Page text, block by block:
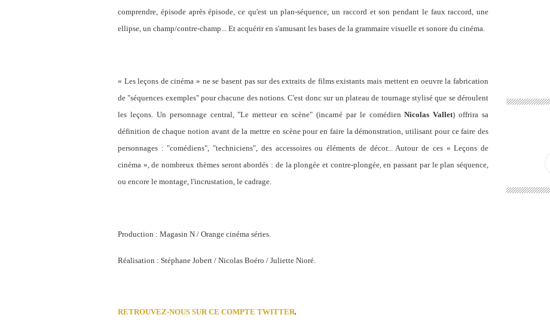
comprendre, épisode après épisode, ce qu'est un plan-séquence, un raccord et son pendant le faux raccord, une
ellipse, un champ/contre-champ... Et acquérir en s'amusant les bases de la grammaire visuelle et sonore du cinéma.
« Les leçons de cinéma » ne se basent pas sur des extraits de films existants mais mettent en oeuvre la fabrication
de "séquences exemples" pour chacune des notions. C'est donc sur un plateau de tournage stylisé que se déroulent
les leçons. Un personnage central, "Le metteur en scène" (incarné par le comédienNicolas Vallet) offrira sa
définition de chaque notion avant de la mettre en scène pour en faire la démonstration, utilisant pour ce faire des
personnages : "comédiens", "techniciens", des accessoires ou éléments de décor... Autour de ces « Leçons de
cinéma », de nombreux thèmes seront abordés : de la plongée et contre-plongée, en passant par le plan séquence,
ou encore le montage, l'incrustation, le cadrage.
Production : Magasin N / Orange cinéma séries.
Réalisation : Stéphane Jobert / Nicolas Boéro / Juliette Nioré.
RETROUVEZ-NOUS SUR CE COMPTE TWITTER.